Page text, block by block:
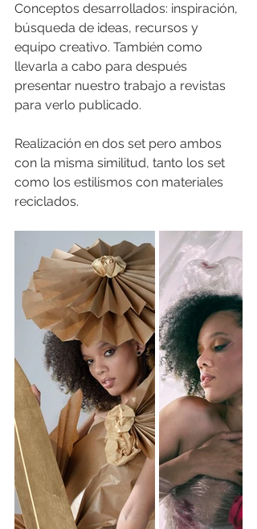
Conceptos desarrollados: inspiración,
búsqueda de ideas, recursos y
equipo creativo. También como
llevarla a cabo para después
presentar nuestro trabajo a revistas
para verlo publicado.
Realización en dos set pero ambos
con la misma similitud, tanto los set
como los estilismos con materiales
reciclados.